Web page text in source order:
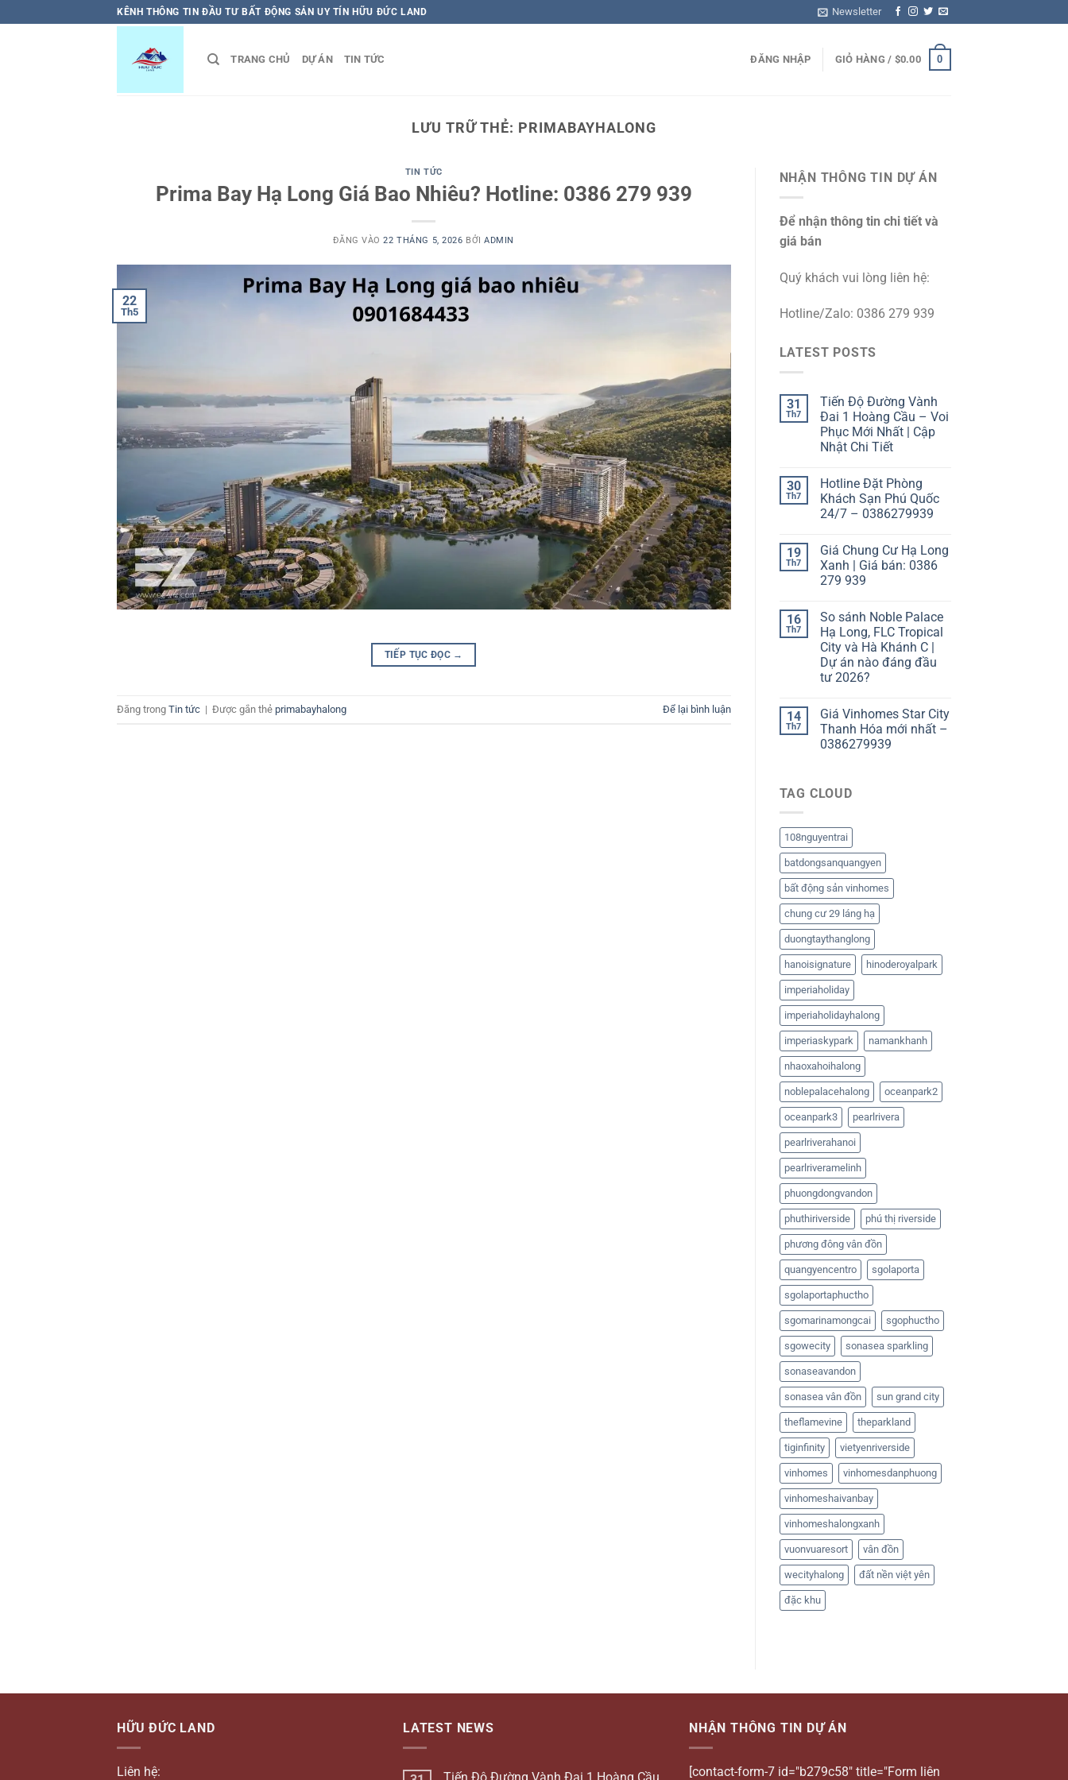
qua
KÊNH THÔNG TIN ĐẦU TƯ BẤT ĐỘNG SẢN UY TÍN HỮU ĐỨC LAND Newsletter
TRANG CHỦ DỰ ÁN TIN TỨC ĐĂNG NHẬP GIỎ HÀNG / $0.00 0
LƯU TRỮ THẺ: PRIMABAYHALONG
TIN TỨC
Prima Bay Hạ Long Giá Bao Nhiêu? Hotline: 0386 279 939
ĐĂNG VÀO22 THÁNG 5, 2026 BỞIADMIN
22
Th5
TIẾP TỤC ĐỌC →
Đăng trong Tin tức | Được gắn thẻ primabayhalong Để lại bình luận
NHẬN THÔNG TIN DỰ ÁN
Để nhận thông tin chi tiết và
giá bán
Quý khách vui lòng liên hệ:
Hotline/Zalo: 0386 279 939
LATEST POSTS
31
Th7
Tiến Độ Đường Vành
Đai 1 Hoàng Cầu – Voi
Phục Mới Nhất | Cập
Nhật Chi Tiết
30
Th7
Hotline Đặt Phòng
Khách Sạn Phú Quốc
24/7 – 0386279939
19
Th7
Giá Chung Cư Hạ Long
Xanh | Giá bán: 0386
279 939
16
Th7
So sánh Noble Palace
Hạ Long, FLC Tropical
City và Hà Khánh C |
Dự án nào đáng đầu
tư 2026?
14
Th7
Giá Vinhomes Star City
Thanh Hóa mới nhất –
0386279939
TAG CLOUD
108nguyentrai
batdongsanquangyen
bất động sản vinhomes
chung cư 29 láng hạ
duongtaythanglong
hanoisignature hinoderoyalpark
imperiaholiday
imperiaholidayhalong
imperiaskypark namankhanh
nhaoxahoihalong
noblepalacehalong oceanpark2
oceanpark3 pearlrivera
pearlriverahanoi
pearlriveramelinh
phuongdongvandon
phuthiriverside phú thị riverside
phương đông vân đồn
quangyencentro sgolaporta
sgolaportaphuctho
sgomarinamongcai sgophuctho
sgowecity sonasea sparkling
sonaseavandon
sonasea vân đồn sun grand city
theflamevine theparkland
tiginfinity vietyenriverside
vinhomes vinhomesdanphuong
vinhomeshaivanbay
vinhomeshalongxanh
vuonvuaresort vân đồn
wecityhalong đất nền việt yên
đặc khu
HỮU ĐỨC LAND
Liên hệ:
LATEST NEWS NHẬN THÔNG TIN DỰ ÁN
[contact-form-7 id="b279c58" title="Form liên